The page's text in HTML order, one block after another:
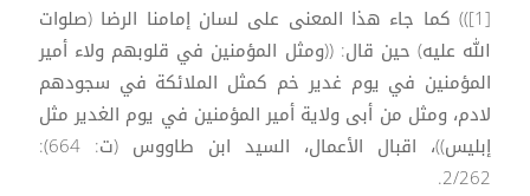
[1])) كما جاء هذا المعنى على لسان إمامنا الرضا (صلوات
الله عليه) حين قال: ((ومثل المؤمنين في قلوبهم ولاء أمير
المؤمنين في يوم غدير خم كمثل الملائكة في سجودهم
لادم، ومثل من أبى ولاية أمير المؤمنين في يوم الغدير مثل
إبليس))، اقبال الأعمال، السيد ابن طاووس (ت: 664):
2/262.